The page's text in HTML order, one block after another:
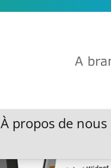
À propos de nous
À propos de nous